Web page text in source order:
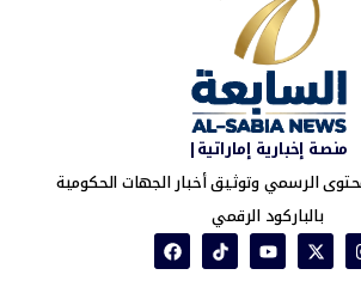
منصة إخبارية إماراتية|
الرسمي وتوثيق أخبار الجهات الحكومية
بالباركود الرقمي